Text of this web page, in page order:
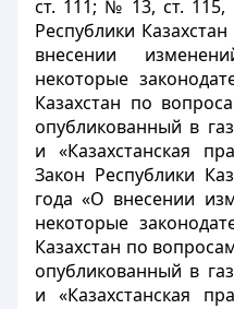
ст. 111; № 13, ст.
Республики
внесении
некоторые
Казахстан по
опубликованный в
и «Казахстанская
Закон Республики
года «О внесении
некоторые
Казахстан по
опубликованный в
и «Казахстанская